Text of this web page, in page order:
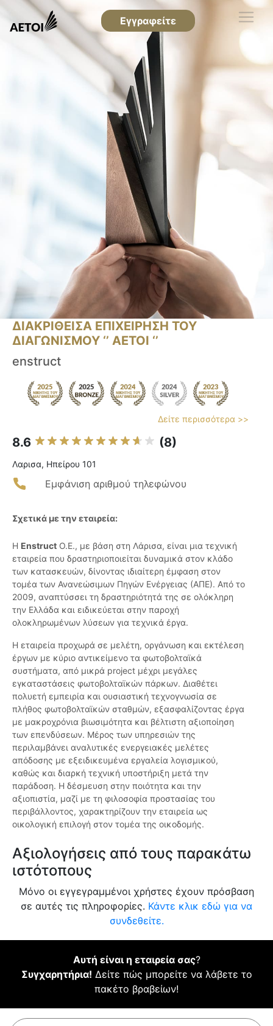
Εγγραφείτε
ΔΙΑΚΡΙΘΕΙΣΑ ΕΠΙΧΕΙΡΗΣΗ ΤΟΥ
ΔΙΑΓΩΝΙΣΜΟΥ ‘’ ΑΕΤΟΙ ‘’
enstruct
Δείτε περισσότερα >>
8.6 (8)
Λαρισα, Ηπείρου 101
Εμφάνιση αριθμού τηλεφώνου
Σχετικά με την εταιρεία:
Η Enstruct Ο.Ε., με βάση στη Λάρισα, είναι μια τεχνική
εταιρεία που δραστηριοποιείται δυναμικά στον κλάδο
των κατασκευών, δίνοντας ιδιαίτερη έμφαση στον
τομέα των Ανανεώσιμων Πηγών Ενέργειας (ΑΠΕ). Από το
2009, αναπτύσσει τη δραστηριότητά της σε ολόκληρη
την Ελλάδα και ειδικεύεται στην παροχή
ολοκληρωμένων λύσεων για τεχνικά έργα.
Η εταιρεία προχωρά σε μελέτη, οργάνωση και εκτέλεση
έργων με κύριο αντικείμενο τα φωτοβολταϊκά
συστήματα, από μικρά project μέχρι μεγάλες
εγκαταστάσεις φωτοβολταϊκών πάρκων. Διαθέτει
πολυετή εμπειρία και ουσιαστική τεχνογνωσία σε
πλήθος φωτοβολταϊκών σταθμών, εξασφαλίζοντας έργα
με μακροχρόνια βιωσιμότητα και βέλτιστη αξιοποίηση
των επενδύσεων. Μέρος των υπηρεσιών της
περιλαμβάνει αναλυτικές ενεργειακές μελέτες
απόδοσης με εξειδικευμένα εργαλεία λογισμικού,
καθώς και διαρκή τεχνική υποστήριξη μετά την
παράδοση. Η δέσμευση στην ποιότητα και την
αξιοπιστία, μαζί με τη φιλοσοφία προστασίας του
περιβάλλοντος, χαρακτηρίζουν την εταιρεία ως
οικολογική επιλογή στον τομέα της οικοδομής.
Αξιολογήσεις από τους παρακάτω
ιστότοπους
Μόνο οι εγγεγραμμένοι χρήστες έχουν πρόσβαση
σε αυτές τις πληροφορίες. Κάντε κλικ εδώ για να
συνδεθείτε.
Αυτή είναι η εταιρεία σας?
Συγχαρητήρια! Δείτε πώς μπορείτε να λάβετε το
πακέτο βραβείων!